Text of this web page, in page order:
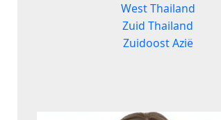
West Thailand
Zuid Thailand
Zuidoost Azië